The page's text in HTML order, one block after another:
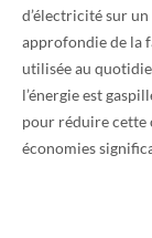
d’électricité sur
approfondie de la
utilisée au
l’énergie est
pour réduire cette
économies